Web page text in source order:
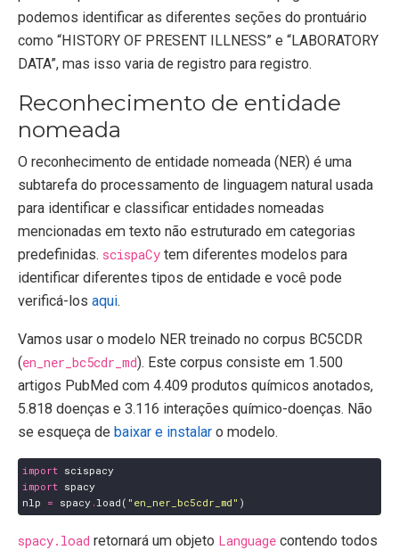
podemos identificar as diferentes seções do prontuário
como “HISTORY OF PRESENT ILLNESS” e “LABORATORY
DATA”, mas isso varia de registro para registro.
Reconhecimento de entidade
nomeada
O reconhecimento de entidade nomeada (NER) é uma
subtarefa do processamento de linguagem natural usada
para identificar e classificar entidades nomeadas
mencionadas em texto não estruturado em categorias
predefinidas. scispaCy tem diferentes modelos para
identificar diferentes tipos de entidade e você pode
verificá-los aqui.
Vamos usar o modelo NER treinado no corpus BC5CDR
(en_ner_bc5cdr_md). Este corpus consiste em 1.500
artigos PubMed com 4.409 produtos químicos anotados,
5.818 doenças e 3.116 interações químico-doenças. Não
se esqueça de baixar e instalar o modelo.
import scispacy
import spacy
nlp = spacy . load ( "en_ner_bc5cdr_md" )
spacy.load retornará um objeto Language contendo todos